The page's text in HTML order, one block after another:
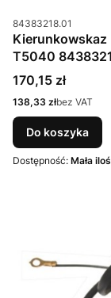
Kod produktu
84383218.01
Kierunkowskaz
T5040
Cena
170,15 zł
Cena
138,33 złbez VAT
Do koszyka
Dostępność: Mała